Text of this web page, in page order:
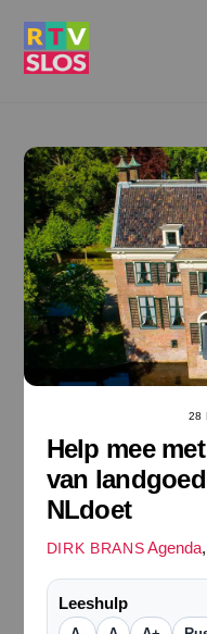
28
Help mee
van
NLdoet
DIRK BRANS Agenda,
Leeshulp